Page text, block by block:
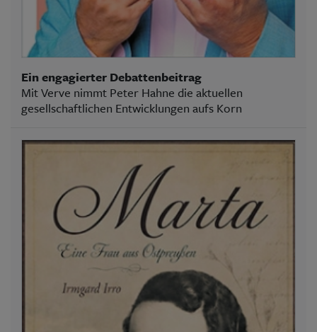
Ein engagierter Debattenbeitrag
Mit Verve nimmt Peter Hahne die aktuellen
gesellschaftlichen Entwicklungen aufs Korn